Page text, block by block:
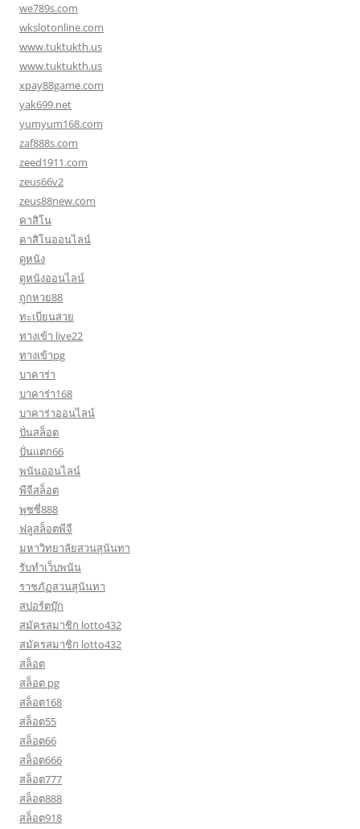
we789s.com
wkslotonline.com
www.tuktukth.us
www.tuktukth.us
xpay88game.com
yak699.net
yumyum168.com
zaf888s.com
zeed1911.com
zeus66v2
zeus88new.com
คาสิโน
คาสิโนออนไลน์
ดูหนัง
ดูหนังออนไลน์
ถูกหวย88
ทะเบียนสวย
ทางเข้า live22
ทางเข้าpg
บาคาร่า
บาคาร่า168
บาคาร่าออนไลน์
ปั่นสล็อต
ปั่นแตก66
พนันออนไลน์
พีจีสล็อต
พุซซี่888
ฟลูสล็อตพีจี
มหาวิทยาลัยสวนสุนันทา
รับทำเว็บพนัน
ราชภัฏสวนสุนันทา
สปอร์ตบุ๊ก
สมัครสมาชิก lotto432
สมัครสมาชิก lotto432
สล็อต
สล็อต pg
สล็อต168
สล็อต55
สล็อต66
สล็อต666
สล็อต777
สล็อต888
สล็อต918